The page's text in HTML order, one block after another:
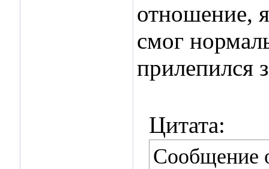
отношение,
смог
прилепился
Цитата:
Сообщение